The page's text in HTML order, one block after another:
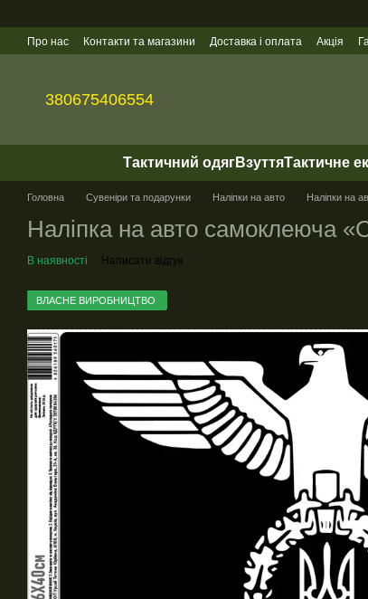
Про нас Контакти та магазини Доставка і оплата Акція
380675406554
Тактичний одягВзуттяТактичне
Головна Сувеніри та подарунки Наліпки на авто Наліпки на
Налiпка на авто самоклеюча
В наявності Написати відгук
ВЛАСНЕ ВИРОБНИЦТВО